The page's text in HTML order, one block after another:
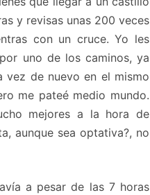
y revisas unas 200 veces
con un cruce. Yo les
uno de los caminos, ya
vez de nuevo en el mismo
me pateé medio mundo.
mejores a la hora de
aunque sea optativa?, no
a pesar de las 7 horas